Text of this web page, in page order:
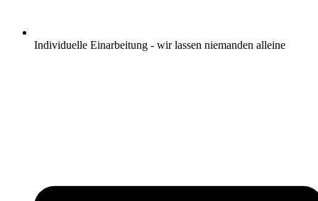
Individuelle Einarbeitung - wir lassen niemanden alleine